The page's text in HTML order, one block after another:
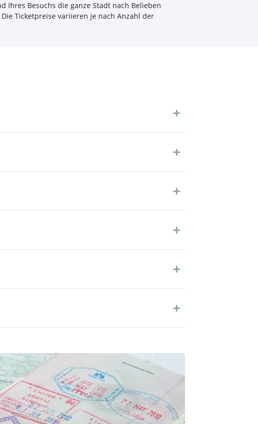
Ihres Besuchs die ganze Stadt nach Belieben
Ticketpreise variieren je nach Anzahl der